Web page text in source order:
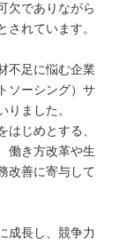
欠でありながら
れています。
不足に悩む企業
ソーシング）サ
ました。
じめとする、
働き方改革や生
改善に寄与して
成長し、競争力